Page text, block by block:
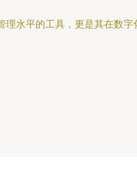
水平的工具，更是其在数字